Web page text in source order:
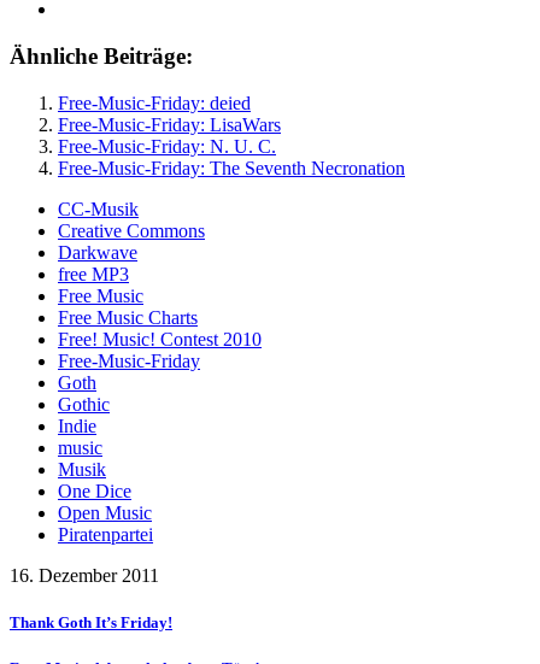
Ähnliche Beiträge:
Free-Music-Friday: deied
Free-Music-Friday: LisaWars
Free-Music-Friday: N. U. C.
Free-Music-Friday: The Seventh Necronation
CC-Musik
Creative Commons
Darkwave
free MP3
Free Music
Free Music Charts
Free! Music! Contest 2010
Free-Music-Friday
Goth
Gothic
Indie
music
Musik
One Dice
Open Music
Piratenpartei
16. Dezember 2011
Thank Goth It’s Friday!